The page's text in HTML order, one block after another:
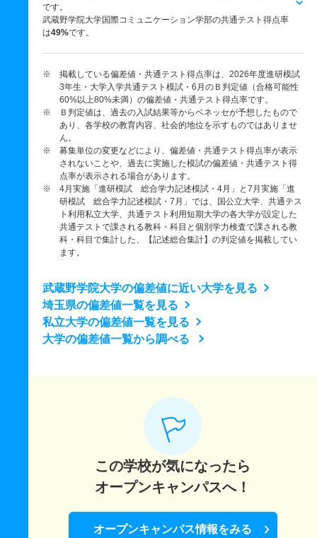
です。
武蔵野学院大学国際コミュニケーション学部の共通テスト得点率
は49%です。
※ 掲載している偏差値・共通テスト得点率は、2026年度進研模試
3年生・大学入学共通テスト模試・6月のＢ判定値（合格可能性
60%以上80%未満）の偏差値・共通テスト得点率です。
※ Ｂ判定値は、過去の入試結果等からベネッセが予想したもので
あり、各学校の教育内容、社会的地位を示すものではありませ
ん。
※ 募集単位の変更などにより、偏差値・共通テスト得点率が表示
されないことや、過去に実施した模試の偏差値・共通テスト得
点率が表示される場合があります。
※ 4月実施「進研模試 総合学力記述模試・4月」と7月実施「進
研模試 総合学力記述模試・7月」では、国公立大学、共通テス
ト利用私立大学、共通テスト利用短期大学の各大学が設定した
共通テストで課される教科・科目と個別学力検査で課される教
科・科目で集計した、【記述総合集計】の判定値を掲載してい
ます。
武蔵野学院大学の偏差値に近い大学を見る
埼玉県の偏差値一覧を見る
私立大学の偏差値一覧を見る
大学の偏差値一覧から調べる
この学校が気になったら
オープンキャンパスへ！
オープンキャンパス情報をみる